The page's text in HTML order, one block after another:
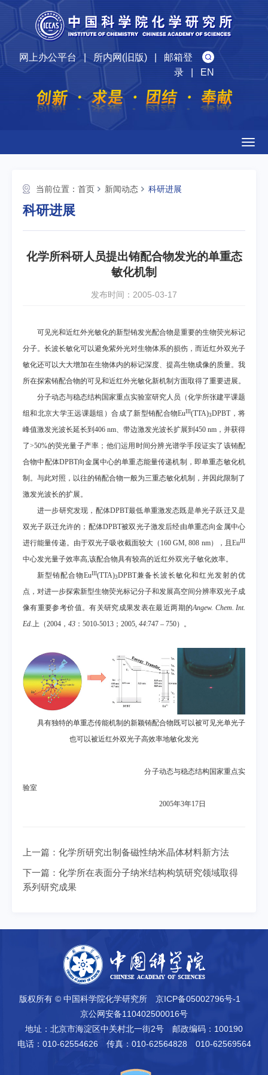
网上办公平台|所内网(旧版)| 邮箱登
录| EN
当前位置： 首页 新闻动态 科研进展
科研进展
化学所科研人员提出铕配合物发光的单重态
敏化机制
发布时间：2005-03-17
可见光和近红外光敏化的新型铕发光配合物是重要的生物荧光标记
分子。长波长敏化可以避免紫外光对生物体系的损伤，而近红外双光子
敏化还可以大大增加在生物体内的标记深度、提高生物成像的质量。 我
所在探索铕配合物的可见和近红外光敏化新机制方面取得了重要进展。
分子动态与稳态结构国家重点实验室研究人员（化学所张建平课题
组和北京大学王远课题组）合成了新型铕配合物EuIII(TTA)3DPBT，将
峰值激发光波长延长到 406 nm、带边激发光波长扩展到 450 nm ， 并获得
了>50%的荧光量子产率；他们运用时间分辨光谱学手段证实了该铕配
合物中配体DPBT向金属中心的单重态能量传递机制，即单重态敏化机
制。与此对照，以往的铕配合物一般为三重态敏化机制，并因此限制了
激发光波长的扩展。
进一步研究发现，配体DPBT最低单重激发态既是单光子跃迁又是
双光子跃迁允许的；配体DPBT被双光子激发后经由单重态向金属中心
进行能量传递。由于双光子吸收截面较大 （ 160 GM, 808 nm），且EuIII
中心发光量子效率高,该配合物具有较高的近红外双光子敏化效率。
新型铕配合物EuIII(TTA)3DPBT兼备长波长敏化和红光发射的优
点，对进一步探索新型生物荧光标记分子和发展高空间分辨率双光子成
像有重要参考价值。有关研究成果发表在最近两期的Angew. Chem. Int.
Ed.上 （2004 ， 43 ： 5010-5013 ； 2005, 44:747 – 750）。
具有独特的单重态传能机制的新颖铕配合物既可以被可见光单光子
也可以被近红外双光子高效率地敏化发光
分子动态与稳态结构国家重点实
验室
2005年3年17日
上一篇： 化学所研究出制备磁性纳米晶体材料新方法
下一篇： 化学所在表面分子纳米结构构筑研究领域取得
系列研究成果
版权所有 © 中国科学院化学研究所
京ICP备05002796号-1
京公网安备110402500016号
地址：北京市海淀区中关村北一街2号
邮政编码：100190
电话：010-62554626
传真：010-62564828 010-62569564